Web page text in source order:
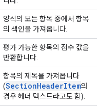
양식의 모든 항목 중에서 항목
의 색인을 가져옵니다.
평가 가능한 항목의 점수 값을
반환합니다.
항목의 제목을 가져옵니다
(SectionHeaderItem의
경우 헤더 텍스트라고도 함).